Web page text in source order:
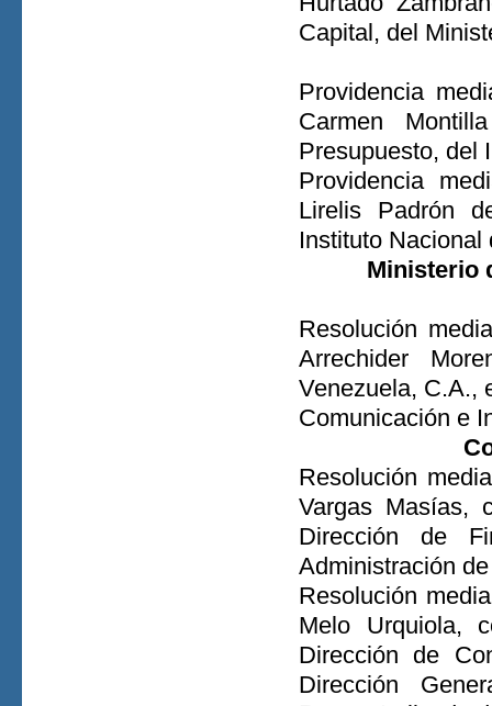
Capital, del
Providencia
Carmen
Presupuesto, del
Providencia
Lirelis Padrón
Instituto Nacional
Ministerio
Resolución
Arrechider
Venezuela, C.A.,
Comunicación e
Resolución
Vargas Masías,
Dirección de
Administración
Resolución
Melo Urquiola,
Dirección de
Dirección